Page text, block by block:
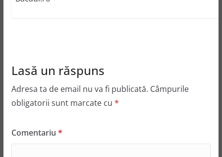
Lasă un răspuns
Adresa ta de email nu va fi publicată. Câmpurile
obligatorii sunt marcate cu *
Comentariu *